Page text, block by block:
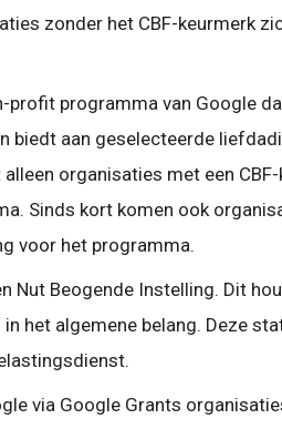
zonder het CBF-keurmerk
profit programma van Google
biedt aan geselecteerde
organisaties met een
Sinds kort komen ook
voor het programma.
Nut Beogende Instelling. Dit
het algemene belang. Deze
via Google Grants